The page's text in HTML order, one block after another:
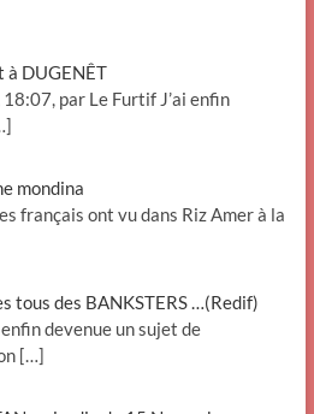
à DUGENÊT
par Le Furtif J’ai enfin
mondina
français ont vu dans Riz Amer à la
tous des BANKSTERS …(Redif)
devenue un sujet de
[…]